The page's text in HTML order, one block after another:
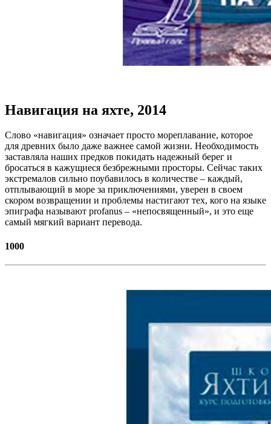
Навигация на яхте, 2014
Слово «навигация» означает просто мореплавание, которое
для древних было даже важнее самой жизни. Необходимость
заставляла наших предков покидать надежный берег и
бросаться в кажущиеся безбрежными просторы. Сейчас таких
экстремалов сильно поубавилось в количестве – каждый,
отплывающий в море за приключениями, уверен в своем
скором возвращении и проблемы настигают тех, кого на языке
эпиграфа называют profanus – «непосвященный», и это еще
самый мягкий вариант перевода.
1000